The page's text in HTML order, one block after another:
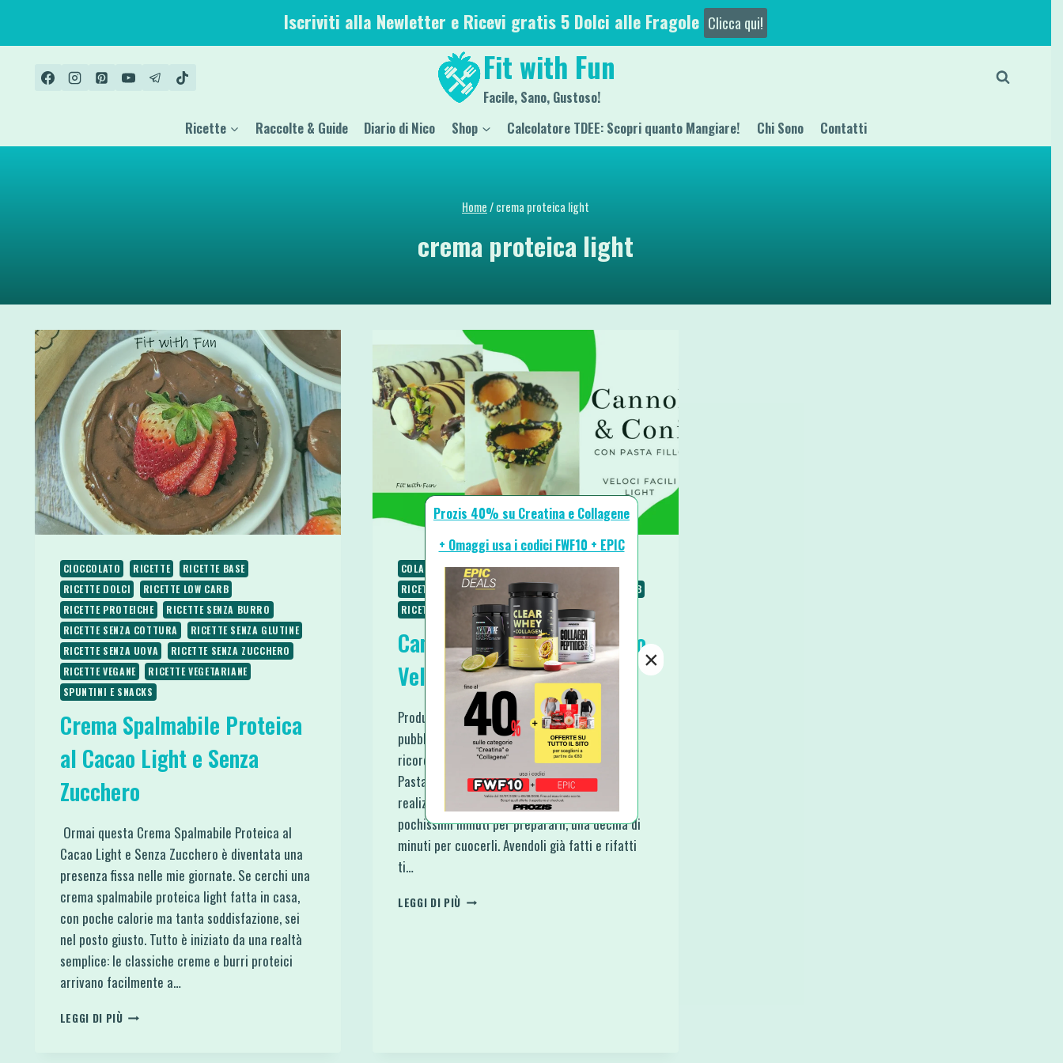
contenuto
Iscriviti alla Newletter e Ricevi gratis 5 Dolci alle Fragole Clicca qui!
Fit with Fun
Facile, Sano, Gustoso!
Ricette Raccolte & Guide Diario di Nico Shop Calcolatore TDEE: Scopri quanto Mangiare! Chi Sono Contatti
Home/crema proteica light
crema proteica light
CIOCCOLATO RICETTE
RICETTE BASE
RICETTE DOLCI
RICETTE LOW CARB
RICETTE PROTEICHE
RICETTE SENZA BURRO
RICETTE SENZA COTTURA
RICETTE SENZA GLUTINE
RICETTE SENZA UOVA
RICETTE SENZA ZUCCHERO
RICETTE VEGANE
RICETTE VEGETARIANE
SPUNTINI E SNACKS
Crema Spalmabile Proteica
al Cacao Light e Senza
Zucchero
Ormai questa Crema Spalmabile Proteica al
Cacao Light e Senza Zucchero è diventata una
presenza fissa nelle mie giornate. Se cerchi una
crema spalmabile proteica light fatta in casa,
con poche calorie ma tanta soddisfazione, sei
nel posto giusto. Tutto è iniziato da una realtà
semplice: le classiche creme e burri proteici
arrivano facilmente a…
LEGGI DI PIÙCREMA
COLAZIONE PIATTI VELOCI
RICETTE
RICETTE BASE
RICETTE DOLCI
RICETTE LOW CARB
RICETTE PROTEICHE
SPUNTINI E SNACKS
Cannoli e Coni di Pasta Fillo
Veloci e Light
Produco troppo rispetto al tempo che ho per
pubblicare, difatti ecco una ricetta fatta non
ricordo più quanto tempo fa: Cannoli e Coni di
Pasta Fillo Veloci e Light. Facilissimi da
realizzare, lo vedrai nel video. Ti ci vorranno
pochissimi minuti per prepararli, una decina di
minuti per cuocerli. Avendoli già fatti e rifatti
ti…
LEGGI DI PIÙ CANNOLI
Prozis 40% su Creatina e Collagene
+ Omaggi usa i codici FWF10 + EPIC
×